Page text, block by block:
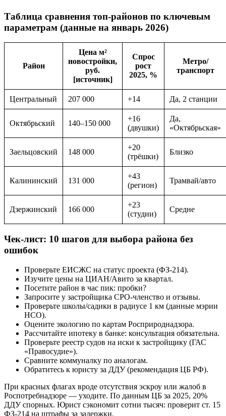
Таблица сравнения топ-районов по ключевым
параметрам (данные на январь 2026)
Район
Цена м²
новостройки,
руб.
[источник]
Спрос
рост
2025, %
Метро/
транспорт
Центральный 207 000 +14 Да, 2 станции
Октябрьский 140–150 000
+16
(двушки)
Да,
«Октябрьская»
Заельцовский 148 000
+20
(трёшки)
Близко
Калининский 131 000
+43
(регион)
Трамвай/авто
Дзержинский 166 000
+23
(студии)
Средне
Чек-лист: 10 шагов для выбора района без
ошибок
Проверьте ЕИСЖС на статус проекта (ФЗ-214).
Изучите цены на ЦИАН/Авито за квартал.
Посетите район в час пик: пробки?
Запросите у застройщика СРО-членство и отзывы.
Проверьте школы/садики в радиусе 1 км (данные мэрии
НСО).
Оцените экологию по картам Росприроднадзора.
Рассчитайте ипотеку в банке: консультация обязательна.
Проверьте реестр судов на иски к застройщику (ГАС
«Правосудие»).
Сравните коммуналку по аналогам.
Обратитесь к юристу за ДДУ (рекомендация ЦБ РФ).
При красных флагах вроде отсутствия эскроу или жалоб в
Роспотребнадзоре — уходите. По данным ЦБ за 2025, 20%
ДДУ спорных. Юрист сэкономит сотни тысяч: проверит ст. 15
ФЗ-214 на штрафы за задержки.